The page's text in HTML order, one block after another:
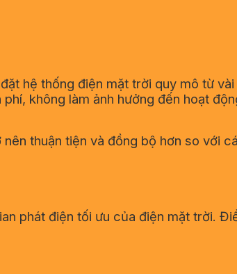
hệ thống điện mặt trời quy mô từ
không làm ảnh hưởng đến hoạt
thuận tiện và đồng bộ hơn so với
phát điện tối ưu của điện mặt trời.